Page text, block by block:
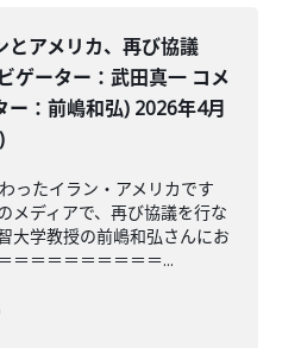
とアメリカ、再び協議
ゲーター：武田真一 コメ
ー：前嶋和弘) 2026年4月
ったイラン・アメリカです
メディアで、再び協議を行な
大学教授の前嶋和弘さんにお
＝＝＝＝＝＝＝＝＝...